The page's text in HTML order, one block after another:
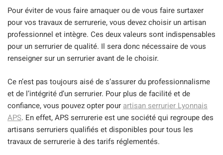
Pour éviter de vous faire arnaquer ou de vous faire surtaxer
pour vos travaux de serrurerie, vous devez choisir un artisan
professionnel et intègre. Ces deux valeurs sont indispensables
pour un serrurier de qualité. Il sera donc nécessaire de vous
renseigner sur un serrurier avant de le choisir.
Ce n’est pas toujours aisé de s’assurer du professionnalisme
et de l’intégrité d’un serrurier. Pour plus de facilité et de
confiance, vous pouvez opter pour artisan serrurier Lyonnais
APS. En effet, APS serrurerie est une société qui regroupe des
artisans serruriers qualifiés et disponibles pour tous les
travaux de serrurerie à des tarifs réglementés.